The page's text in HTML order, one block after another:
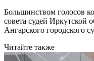
Большинством голосов
совета судей Иркутской
Ангарского городского
Читайте также